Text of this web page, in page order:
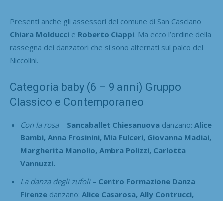
Presenti anche gli assessori del comune di San Casciano
Chiara Molducci e Roberto Ciappi. Ma ecco l’ordine della
rassegna dei danzatori che si sono alternati sul palco del
Niccolini.
Categoria baby (6 – 9 anni) Gruppo
Classico e Contemporaneo
Con la rosa – Sancaballet Chiesanuova danzano: Alice
Bambi, Anna Frosinini, Mia Fulceri, Giovanna Madiai,
Margherita Manolio, Ambra Polizzi, Carlotta
Vannuzzi.
La danza degli zufoli– Centro Formazione Danza
Firenze danzano: Alice Casarosa, Ally Contrucci,